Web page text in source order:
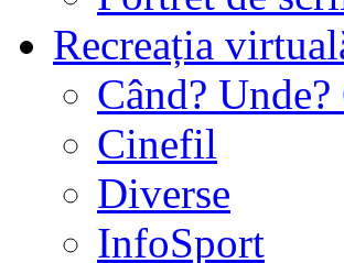
Recreația
Când? Unde?
Cinefil
Diverse
InfoSport